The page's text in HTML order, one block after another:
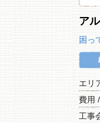
ア
困っ
エ
費用
工事